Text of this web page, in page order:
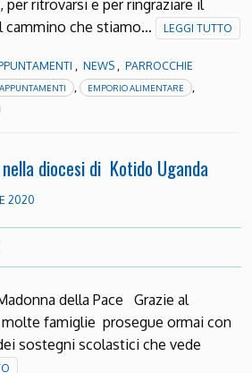
per ritrovarsi e per ringraziare il
cammino che stiamo…
LEGGI TUTTO
NEWS PARROCCHIE
APPUNTAMENTI , EMPORIO ALIMENTARE ,
diocesi di Kotido Uganda
2020
della Pace Grazie al
famiglie prosegue ormai con
sostegni scolastici che vede